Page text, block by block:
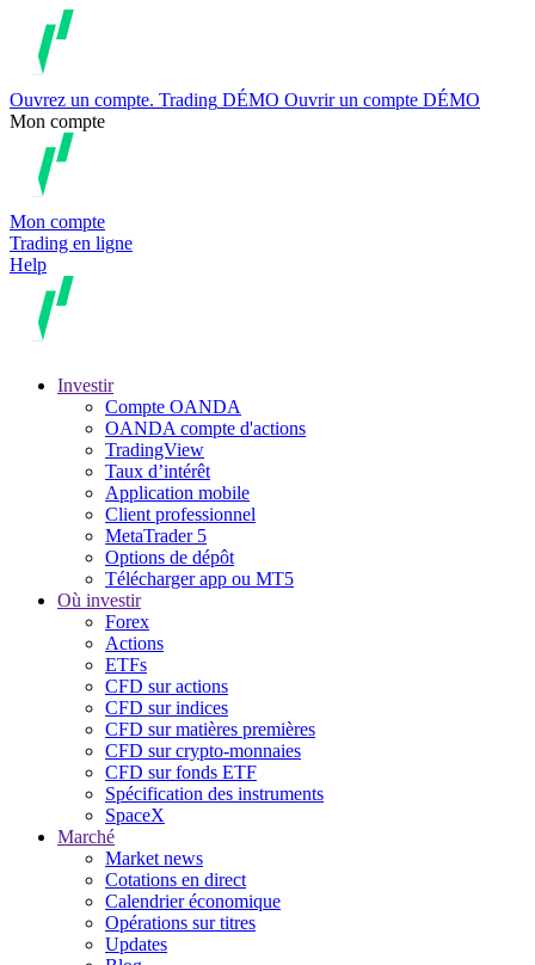
Ouvrez un compte. Trading DÉMO Ouvrir un compte DÉMO
Mon compte
Mon compte
Trading en ligne
Help
Investir
Compte OANDA
OANDA compte d'actions
TradingView
Taux d’intérêt
Application mobile
Client professionnel
MetaTrader 5
Options de dépôt
Télécharger app ou MT5
Où investir
Forex
Actions
ETFs
CFD sur actions
CFD sur indices
CFD sur matières premières
CFD sur crypto-monnaies
CFD sur fonds ETF
Spécification des instruments
SpaceX
Marché
Market news
Cotations en direct
Calendrier économique
Opérations sur titres
Updates